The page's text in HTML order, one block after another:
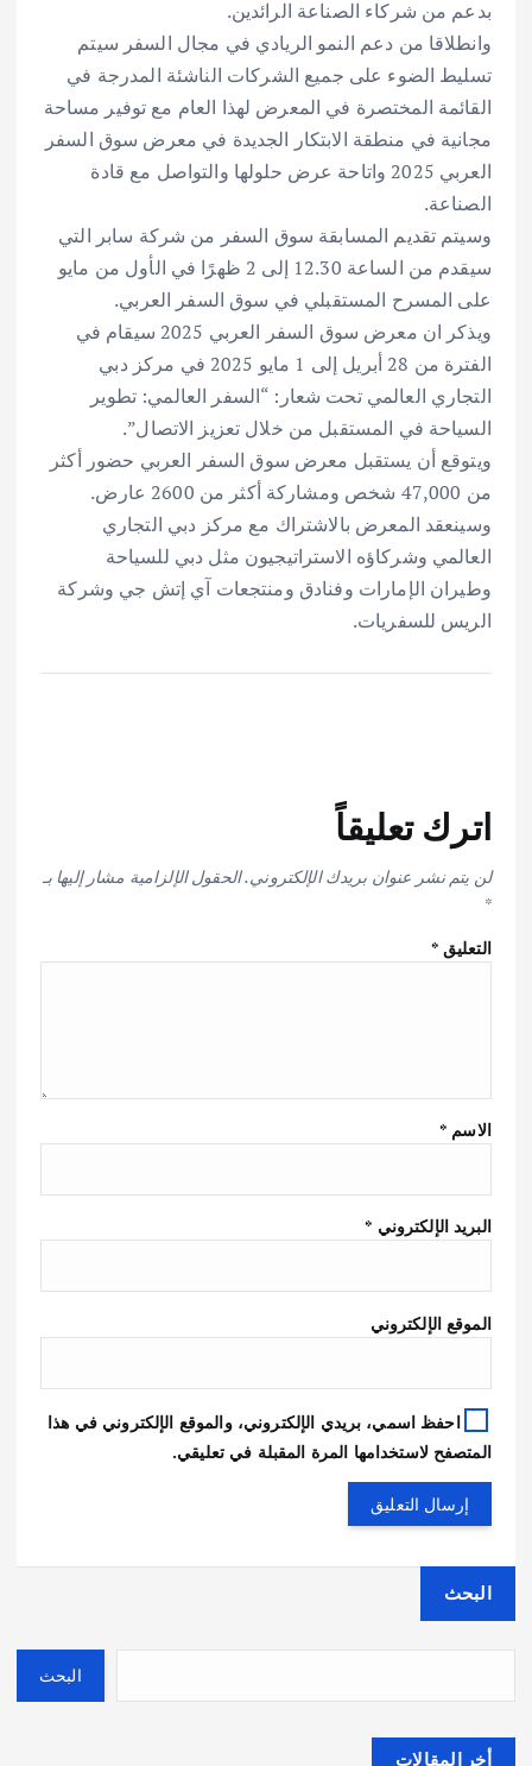
بدعم من شركاء الصناعة الرائدين.
وانطلاقا من دعم النمو الريادي في مجال السفر سيتم
تسليط الضوء على جميع الشركات الناشئة المدرجة في
القائمة المختصرة في المعرض لهذا العام مع توفير مساحة
مجانية في منطقة الابتكار الجديدة في معرض سوق السفر
العربي 2025 واتاحة عرض حلولها والتواصل مع قادة
الصناعة.
وسيتم تقديم المسابقة سوق السفر من شركة سابر التي
سيقدم من الساعة 12.30 إلى 2 ظهرًا في الأول من مايو
على المسرح المستقبلي في سوق السفر العربي.
ويذكر ان معرض سوق السفر العربي 2025 سيقام في
الفترة من 28 أبريل إلى 1 مايو 2025 في مركز دبي
التجاري العالمي تحت شعار: “السفر العالمي: تطوير
السياحة في المستقبل من خلال تعزيز الاتصال”.
ويتوقع أن يستقبل معرض سوق السفر العربي حضور أكثر
من 47,000 شخص ومشاركة أكثر من 2600 عارض.
وسينعقد المعرض بالاشتراك مع مركز دبي التجاري
العالمي وشركاؤه الاستراتيجيون مثل دبي للسياحة
وطيران الإمارات وفنادق ومنتجعات آي إتش جي وشركة
الريس للسفريات.
اترك تعليقاً
لن يتم نشر عنوان بريدك الإلكتروني.الحقول الإلزامية مشار إليها بـ
*
التعليق*
الاسم *
البريد الإلكتروني *
الموقع الإلكتروني
احفظ اسمي، بريدي الإلكتروني، والموقع الإلكتروني في هذا
المتصفح لاستخدامها المرة المقبلة في تعليقي.
البحث
البحث
أخر المقالات